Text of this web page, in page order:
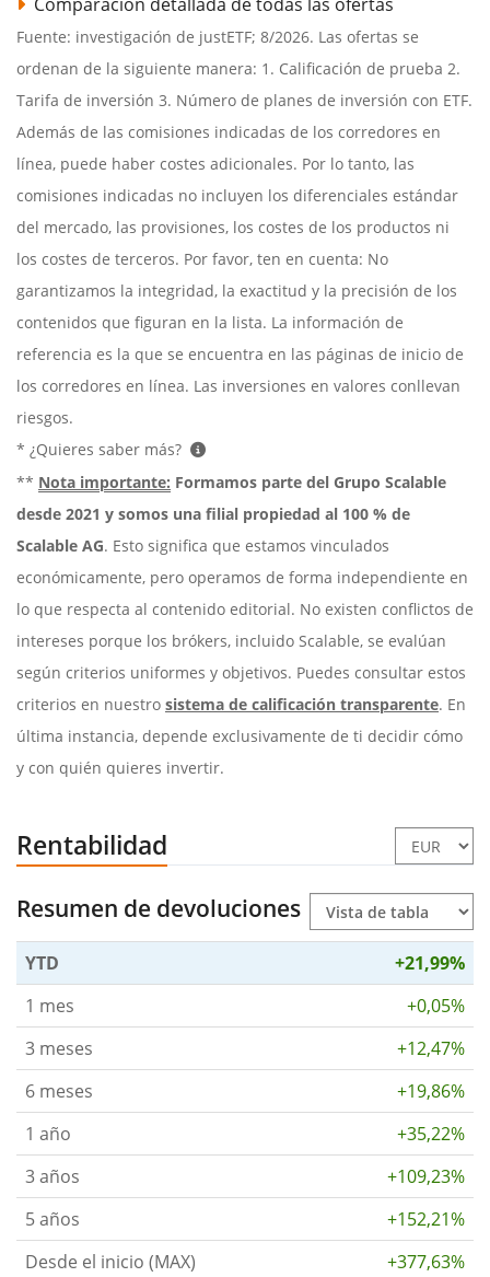
Fuente: investigación de justETF; 8/2026. Las ofertas se
ordenan de la siguiente manera: 1. Calificación de prueba 2.
Tarifa de inversión 3. Número de planes de inversión con ETF.
Además de las comisiones indicadas de los corredores en
línea, puede haber costes adicionales. Por lo tanto, las
comisiones indicadas no incluyen los diferenciales estándar
del mercado, las provisiones, los costes de los productos ni
los costes de terceros. Por favor, ten en cuenta: No
garantizamos la integridad, la exactitud y la precisión de los
contenidos que figuran en la lista. La información de
referencia es la que se encuentra en las páginas de inicio de
los corredores en línea. Las inversiones en valores conllevan
riesgos.
* ¿Quieres saber más?
** Nota importante: Formamos parte del Grupo Scalable
desde 2021 y somos una filial propiedad al 100 % de
Scalable AG. Esto significa que estamos vinculados
económicamente, pero operamos de forma independiente en
lo que respecta al contenido editorial. No existen conflictos de
intereses porque los brókers, incluido Scalable, se evalúan
según criterios uniformes y objetivos. Puedes consultar estos
criterios en nuestro sistema de calificación transparente. En
última instancia, depende exclusivamente de ti decidir cómo
y con quién quieres invertir.
Rentabilidad
Resumen de devoluciones
YTD
+21,99%
1 mes
+0,05%
3 meses
+12,47%
6 meses
+19,86%
1 año
+35,22%
3 años
+109,23%
5 años
+152,21%
Desde el inicio (MAX)
+377,63%